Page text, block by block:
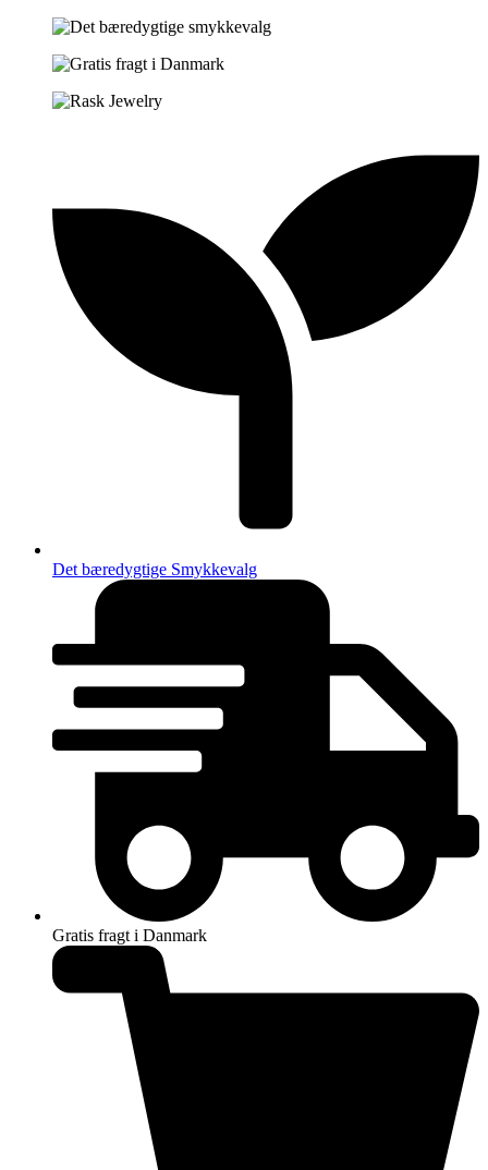
Det bæredygtige Smykkevalg
Gratis fragt i Danmark